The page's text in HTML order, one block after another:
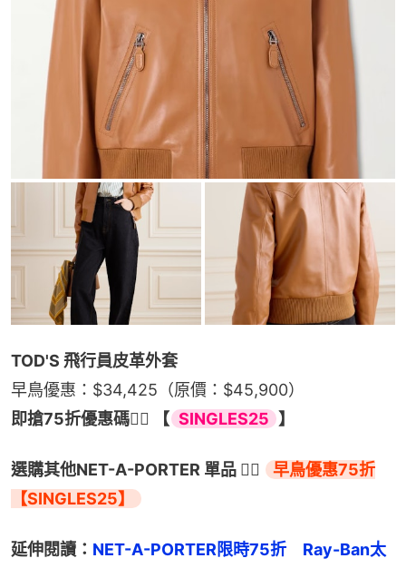
TOD'S 飛行員皮革外套
早鳥優惠：$34,425（原價：$45,900）
即搶75折優惠碼👉🏻 【 SINGLES25 】
選購其他NET-A-PORTER 單品 👉🏻
早鳥優惠75折
【SINGLES25】
延伸閱讀： NET-A-PORTER限時75折　Ray-Ban太